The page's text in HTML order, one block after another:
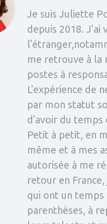
Je suis Juliette
depuis 2018. J'ai
me retrouve à la
postes à
L'expérience de
par mon statut
d'avoir du temps
Petit à petit, en
même et à mes
autorisée à me
retour en
qui ont un
parenthèses, à